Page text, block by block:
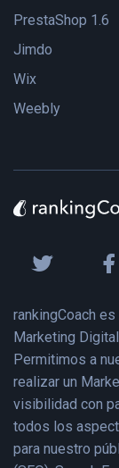
PrestaShop 1.6
Jimdo
Wix
Weebly
rankingCoach
Marketing
Permitimos a
realizar un
visibilidad con
todos los
para nuestro